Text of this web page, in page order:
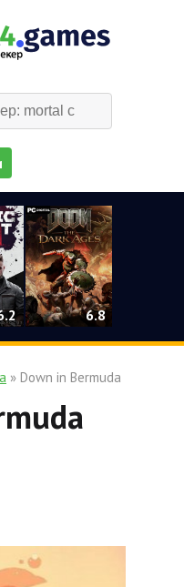
6.8
» Down in Bermuda